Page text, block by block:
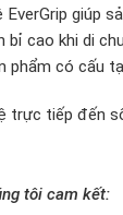
EverGrip giúp
cao khi di
phẩm có cấu
trực tiếp đến
tôi cam kết: